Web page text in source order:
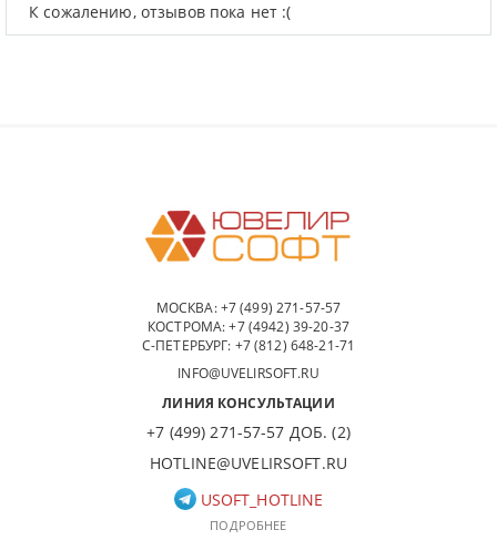
К сожалению, отзывов пока нет :(
ЛИНИЯ КОНСУЛЬТАЦИИ
+7 (499) 271-57-57 ДОБ. (2)
HOTLINE@UVELIRSOFT.RU
USOFT_HOTLINE
ПОДРОБНЕЕ
МОСКВА:+7 (499) 271-57-57
КОСТРОМА:+7 (4942) 39-20-37
С-ПЕТЕРБУРГ: +7 (812) 648-21-71
INFO@UVELIRSOFT.RU